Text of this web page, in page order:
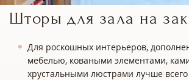
Шторы для зала на
Для роскошных интерьеров,
мебелью, коваными элементами,
хрустальными люстрами лучше